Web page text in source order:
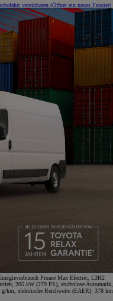
vereinbaren (Öffnet ein neues Fenster)
Proace Max Electric, L3H2
205 kW (279 PS), stufenlose Automatik,
km, elektrische Reichweite (EAER): 378 km